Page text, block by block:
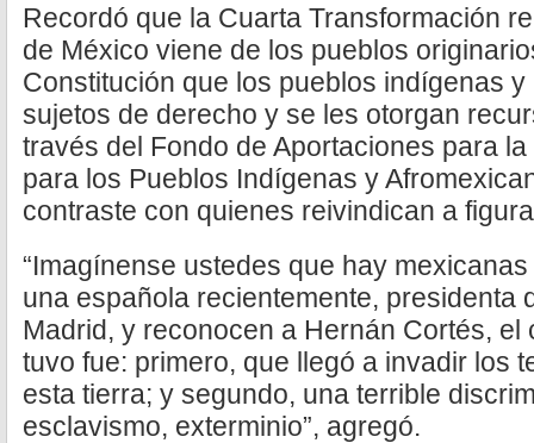
Recordó que la Cuarta Transformación
de México viene de los pueblos
Constitución que los pueblos indígenas
sujetos de derecho y se les otorgan
través del Fondo de Aportaciones para
para los Pueblos Indígenas y
contraste con quienes reivindican a
“Imagínense ustedes que hay
una española recientemente, presidenta
Madrid, y reconocen a Hernán Cortés, el
tuvo fue: primero, que llegó a invadir los
esta tierra; y segundo, una terrible
esclavismo, exterminio”, agregó.